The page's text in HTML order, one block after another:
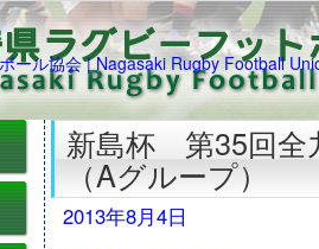
新島杯 第35回全
（Aグループ）
2013年8月4日